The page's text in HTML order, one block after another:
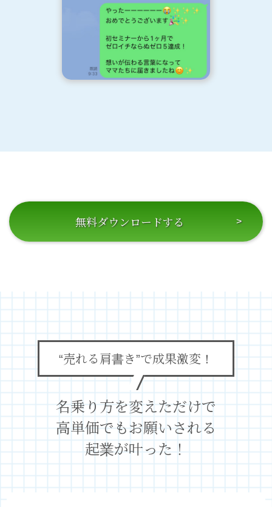
無料ダウンロードする
“売れる肩書き”で成果激変！
名乗り方を変えただけで
高単価でもお願いされる
起業が叶った！